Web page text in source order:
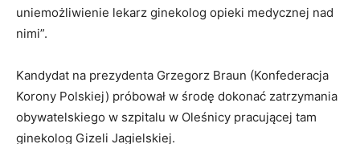
uniemożliwienie lekarz ginekolog opieki medycznej nad
nimi”.
Kandydat na prezydenta Grzegorz Braun (Konfederacja
Korony Polskiej) próbował w środę dokonać zatrzymania
obywatelskiego w szpitalu w Oleśnicy pracującej tam
ginekolog Gizeli Jagielskiej.